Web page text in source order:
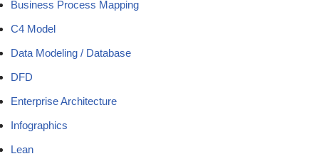
Business Process Mapping
C4 Model
Data Modeling / Database
DFD
Enterprise Architecture
Infographics
Lean